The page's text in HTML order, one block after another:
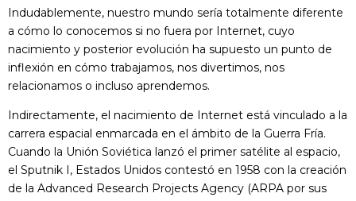
Indudablemente, nuestro mundo sería totalmente diferente
a cómo lo conocemos si no fuera por Internet, cuyo
nacimiento y posterior evolución ha supuesto un punto de
inflexión en cómo trabajamos, nos divertimos, nos
relacionamos o incluso aprendemos.
Indirectamente, el nacimiento de Internet está vinculado a la
carrera espacial enmarcada en el ámbito de la Guerra Fría.
Cuando la Unión Soviética lanzó el primer satélite al espacio,
el Sputnik I, Estados Unidos contestó en 1958 con la creación
de la Advanced Research Projects Agency (ARPA por sus